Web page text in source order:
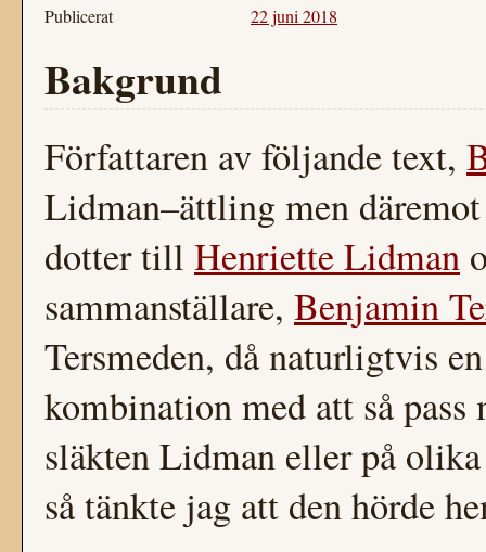
Publicerat 22 juni 2018
Bakgrund
Författaren av följande text,
Lidman–ättling men
dotter till Henriette Lidman
sammanställare, Benjamin
Tersmeden, då naturligtvis
kombination med att så pass
släkten Lidman eller på
så tänkte jag att den hörde